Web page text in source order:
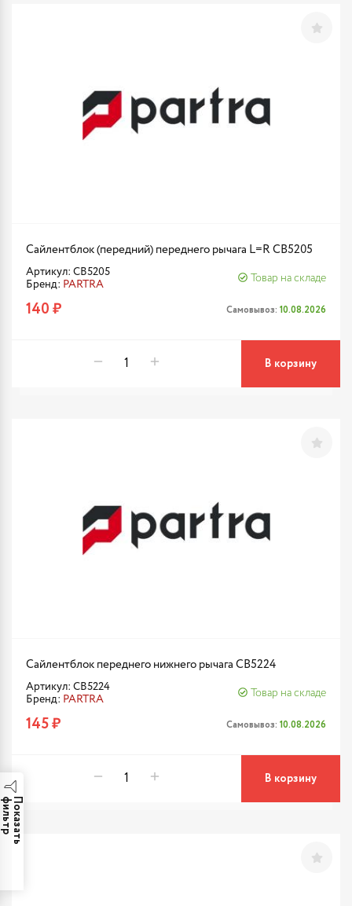
П
о
к
а
з
а
т
ь
ф
и
л
ь
т
Сайлентблок (передний) переднего рычага L=R CB5205
Артикул: CB5205
Бренд: PARTRA
Товар на складе
140 ₽ Самовывоз: 10.08.2026
В корзину
Сайлентблок переднего нижнего рычага CB5224
Артикул: CB5224
Бренд: PARTRA
Товар на складе
145 ₽ Самовывоз: 10.08.2026
В корзину